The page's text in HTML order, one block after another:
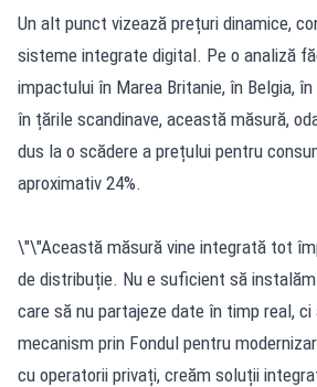
Un alt punct vizează prețuri dinamice,
sisteme integrate digital. Pe o analiză
impactului în Marea Britanie, în Belgia, în
în țările scandinave, această măsură,
dus la o scădere a prețului pentru
aproximativ 24%.
\"\"Această măsură vine integrată tot
de distribuție. Nu e suficient să
care să nu partajeze date în timp real,
mecanism prin Fondul pentru
cu operatorii privați, creăm soluții